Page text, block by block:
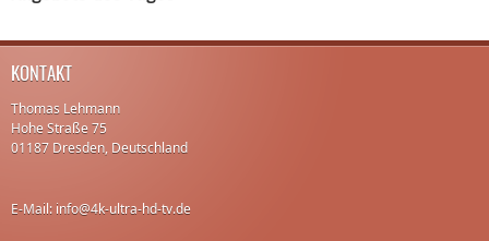
KONTAKT
Thomas Lehmann
Hohe Straße 75
01187 Dresden, Deutschland
E-Mail: info@4k-ultra-hd-tv.de